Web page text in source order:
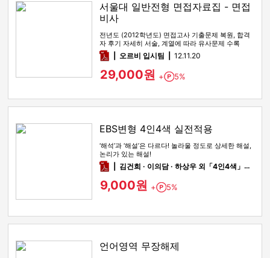
서울대 일반전형 면접자료집 - 면접
비사
전년도 (2012학년도) 면접고사 기출문제 복원, 합격
자 후기 자세히 서술, 계열에 따라 유사문제 수록
pdf오르비 입시팀 12.11.20
29,000원 + Point
5%
EBS변형 4인4색 실전적용
‘해석’과 ‘해설’은 다르다! 놀라울 정도로 상세한 해설,
논리가 있는 해설!
pdf김건희 · 이의담 · 하상우 외「4인4색」팀
9,000원 + Point
5%
언어영역 무장해제